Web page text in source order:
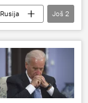
Rusija
Još 2